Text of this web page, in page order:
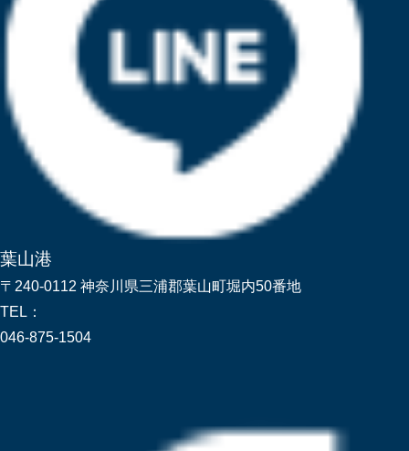
葉山港
〒240-0112 神奈川県三浦郡葉山町堀内50番地
TEL：
046-875-1504